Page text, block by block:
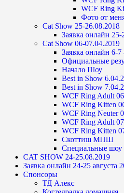
WCF Ring
Фото от
Cat Show 25-26.08.2018
Заявка онлайн 25-
Cat Show 06-07.04.2019
Заявка онлайн 6-
Официальные
Начало Шоу
Best in Show
Best in Show
WCF Ring Adult
WCF Ring Kitten
WCF Ring Neuter
WCF Ring Adult
WCF Ring Kitten
Скоттиш МПШ
Специальные шоу
CAT SHOW 24-25.08.2019
Заявка онлайн 24-25 августа
Спонсоры
ТД Алекс